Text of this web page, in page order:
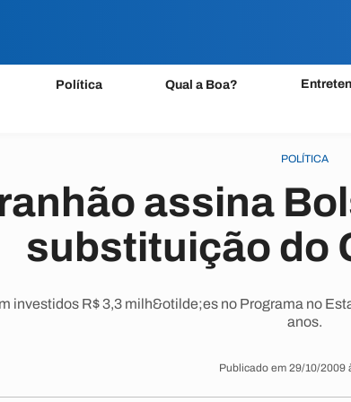
Política Qual a Boa?
POLÍTICA
assina
substituição do
investidos R$ 3,3 milh&otilde;es no Programa no
anos.
Publicado em 29/10/2009